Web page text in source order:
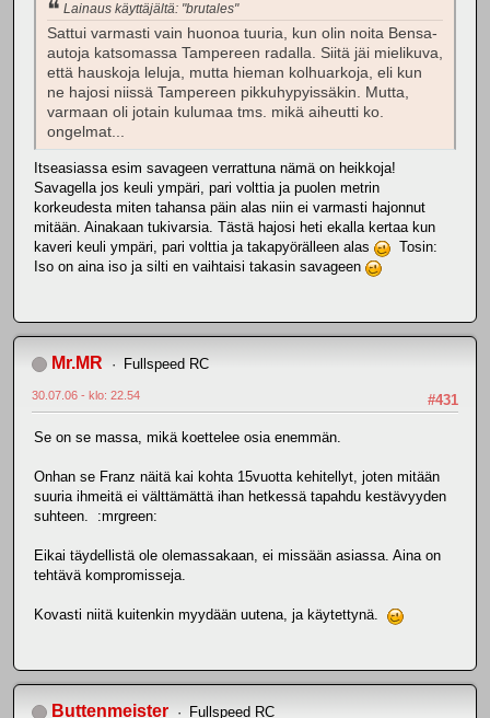
Lainaus käyttäjältä: "brutales"
Sattui varmasti vain huonoa tuuria, kun olin noita Bensa-
autoja katsomassa Tampereen radalla. Siitä jäi mielikuva,
että hauskoja leluja, mutta hieman kolhuarkoja, eli kun
ne hajosi niissä Tampereen pikkuhypyissäkin. Mutta,
varmaan oli jotain kulumaa tms. mikä aiheutti ko.
ongelmat...
Itseasiassa esim savageen verrattuna nämä on heikkoja!
Savagella jos keuli ympäri, pari volttia ja puolen metrin
korkeudesta miten tahansa päin alas niin ei varmasti hajonnut
mitään. Ainakaan tukivarsia. Tästä hajosi heti ekalla kertaa kun
kaveri keuli ympäri, pari volttia ja takapyörälleen alas
Tosin:
Iso on aina iso ja silti en vaihtaisi takasin savageen
Mr.MR Fullspeed RC
#431
30.07.06 - klo: 22.54
Se on se massa, mikä koettelee osia enemmän.
Onhan se Franz näitä kai kohta 15vuotta kehitellyt, joten mitään
suuria ihmeitä ei välttämättä ihan hetkessä tapahdu kestävyyden
suhteen. :mrgreen:
Eikai täydellistä ole olemassakaan, ei missään asiassa. Aina on
tehtävä kompromisseja.
Kovasti niitä kuitenkin myydään uutena, ja käytettynä.
Buttenmeister Fullspeed RC